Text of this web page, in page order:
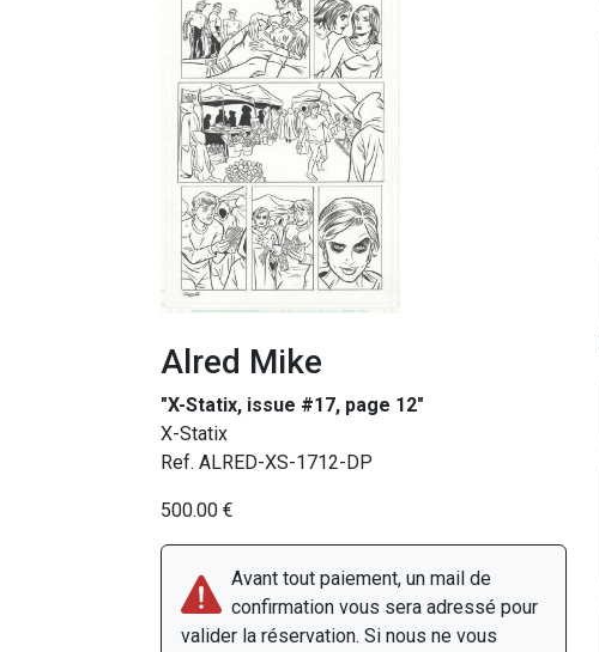
Alred Mike
"X-Statix, issue #17, page 12"
X-Statix
Ref. ALRED-XS-1712-DP
500.00 €
Avant tout paiement, un mail de
confirmation vous sera adressé pour
valider la réservation. Si nous ne vous